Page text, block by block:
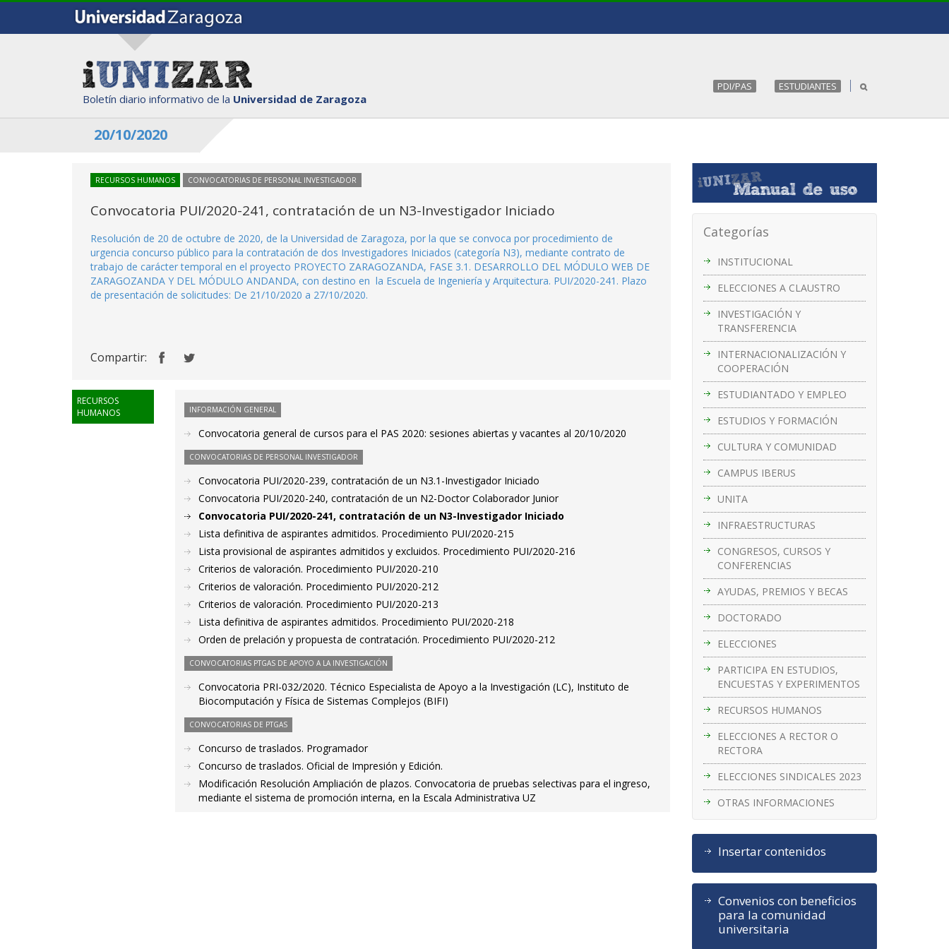
Boletín diario informativo de la Universidad de Zaragoza
PDI/PAS ESTUDIANTES
20/10/2020
Categorías
INSTITUCIONAL
ELECCIONES A CLAUSTRO
INVESTIGACIÓN Y
TRANSFERENCIA
INTERNACIONALIZACIÓN Y
COOPERACIÓN
ESTUDIANTADO Y EMPLEO
ESTUDIOS Y FORMACIÓN
CULTURA Y COMUNIDAD
CAMPUS IBERUS
UNITA
INFRAESTRUCTURAS
CONGRESOS, CURSOS Y
CONFERENCIAS
AYUDAS, PREMIOS Y BECAS
DOCTORADO
ELECCIONES
PARTICIPA EN ESTUDIOS,
ENCUESTAS Y EXPERIMENTOS
RECURSOS HUMANOS
ELECCIONES A RECTOR O
RECTORA
ELECCIONES SINDICALES 2023
OTRAS INFORMACIONES
Insertar contenidos
Convenios con beneficios
para la comunidad
universitaria
RECURSOS HUMANOS CONVOCATORIAS DE PERSONAL INVESTIGADOR
Convocatoria PUI/2020-241, contratación de un N3-Investigador Iniciado
Resolución de 20 de octubre de 2020, de la Universidad de Zaragoza, por la que se convoca por procedimiento de
urgencia concurso público para la contratación de dos Investigadores Iniciados (categoría N3), mediante contrato de
trabajo de carácter temporal en el proyecto PROYECTO ZARAGOZANDA, FASE 3.1. DESARROLLO DEL MÓDULO WEB DE
ZARAGOZANDA Y DEL MÓDULO ANDANDA, con destino en la Escuela de Ingeniería y Arquitectura. PUI/2020-241. Plazo
de presentación de solicitudes: De 21/10/2020 a 27/10/2020.
Compartir:
RECURSOS
HUMANOS
INFORMACIÓN GENERAL
Convocatoria general de cursos para el PAS 2020: sesiones abiertas y vacantes al 20/10/2020
CONVOCATORIAS DE PERSONAL INVESTIGADOR
Convocatoria PUI/2020-239, contratación de un N3.1-Investigador Iniciado
Convocatoria PUI/2020-240, contratación de un N2-Doctor Colaborador Junior
Convocatoria PUI/2020-241, contratación de un N3-Investigador Iniciado
Lista definitiva de aspirantes admitidos. Procedimiento PUI/2020-215
Lista provisional de aspirantes admitidos y excluidos. Procedimiento PUI/2020-216
Criterios de valoración. Procedimiento PUI/2020-210
Criterios de valoración. Procedimiento PUI/2020-212
Criterios de valoración. Procedimiento PUI/2020-213
Lista definitiva de aspirantes admitidos. Procedimiento PUI/2020-218
Orden de prelación y propuesta de contratación. Procedimiento PUI/2020-212
CONVOCATORIAS PTGAS DE APOYO A LA INVESTIGACIÓN
Convocatoria PRI-032/2020. Técnico Especialista de Apoyo a la Investigación (LC), Instituto de
Biocomputación y Física de Sistemas Complejos (BIFI)
CONVOCATORIAS DE PTGAS
Concurso de traslados. Programador
Concurso de traslados. Oficial de Impresión y Edición.
Modificación Resolución Ampliación de plazos. Convocatoria de pruebas selectivas para el ingreso,
mediante el sistema de promoción interna, en la Escala Administrativa UZ